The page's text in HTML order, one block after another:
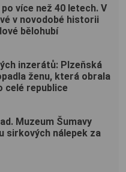
více než 40 letech. V
v novodobé historii
bělohubí
inzerátů: Plzeňská
ženu, která obrala
celé republice
Muzeum Šumavy
sirkových nálepek za